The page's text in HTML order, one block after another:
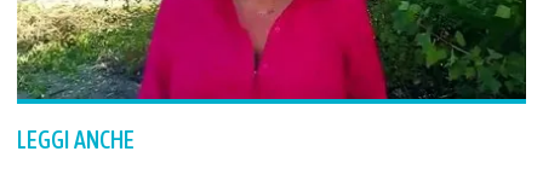
LEGGI ANCHE